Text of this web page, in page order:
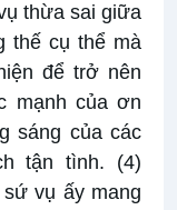
thừa sai giữa
thế cụ thể mà
để trở nên
mạnh của ơn
sáng của các
tận tình. (4)
vụ ấy mang